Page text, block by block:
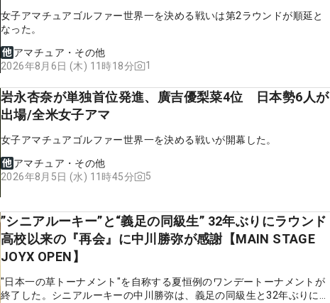
女子アマチュアゴルファー世界一を決める戦いは第2ラウンドが順延と
なった。
アマチュア・その他
2026年8月6日 (木) 11時18分
1
岩永杏奈が単独首位発進、廣吉優梨菜4位 日本勢6人が
出場/全米女子アマ
女子アマチュアゴルファー世界一を決める戦いが開幕した。
アマチュア・その他
2026年8月5日 (水) 11時45分
5
”シニアルーキー”と“義足の同級生” 32年ぶりにラウンド
高校以来の『再会』に中川勝弥が感謝【MAIN STAGE
JOYX OPEN】
"日本一の草トーナメント"を自称する夏恒例のワンデートーナメントが
終了した。シニアルーキーの中川勝弥は、義足の同級生と32年ぶりにラ